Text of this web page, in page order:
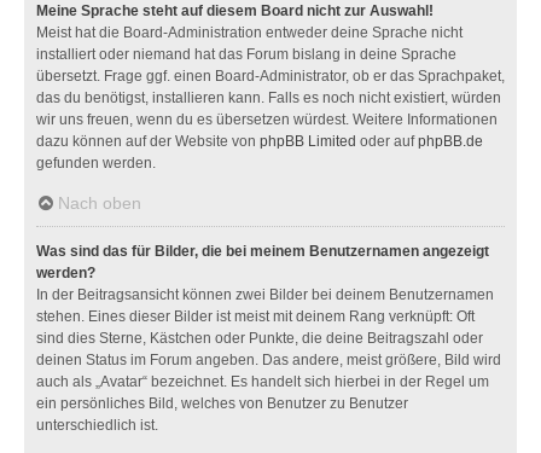
Meine Sprache steht auf diesem Board nicht zur Auswahl!
Meist hat die Board-Administration entweder deine Sprache nicht
installiert oder niemand hat das Forum bislang in deine Sprache
übersetzt. Frage ggf. einen Board-Administrator, ob er das Sprachpaket,
das du benötigst, installieren kann. Falls es noch nicht existiert, würden
wir uns freuen, wenn du es übersetzen würdest. Weitere Informationen
dazu können auf der Website von phpBB Limited oder aufphpBB.de
gefunden werden.
Nach oben
Was sind das für Bilder, die bei meinem Benutzernamen angezeigt
werden?
In der Beitragsansicht können zwei Bilder bei deinem Benutzernamen
stehen. Eines dieser Bilder ist meist mit deinem Rang verknüpft: Oft
sind dies Sterne, Kästchen oder Punkte, die deine Beitragszahl oder
deinen Status im Forum angeben. Das andere, meist größere, Bild wird
auch als „Avatar“ bezeichnet. Es handelt sich hierbei in der Regel um
ein persönliches Bild, welches von Benutzer zu Benutzer
unterschiedlich ist.